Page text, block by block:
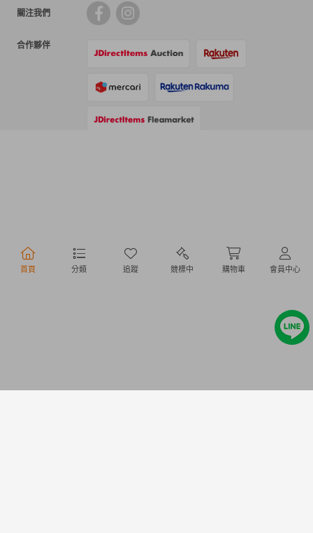
首頁 分類 追蹤 競標中 購物車 會員中心
關注我們
合作夥伴
行動購物